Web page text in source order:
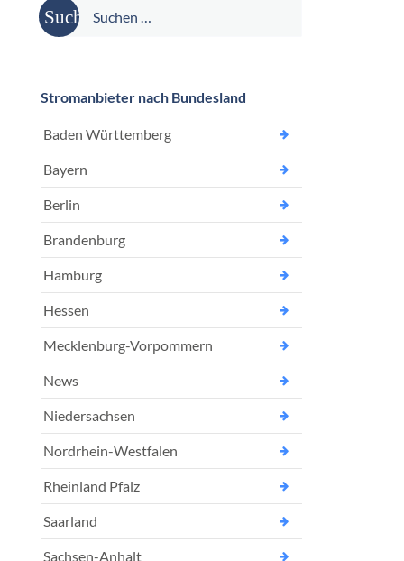
Suche
nach:
Stromanbieter nach Bundesland
Baden Württemberg
Bayern
Berlin
Brandenburg
Hamburg
Hessen
Mecklenburg-Vorpommern
News
Niedersachsen
Nordrhein-Westfalen
Rheinland Pfalz
Saarland
Sachsen-Anhalt